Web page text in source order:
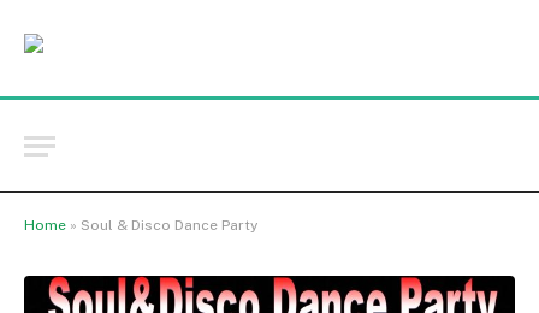
Home » Soul & Disco Dance Party